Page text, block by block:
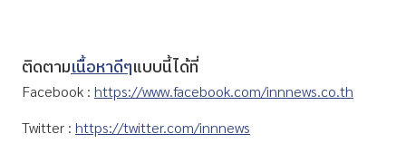
ติดตามเนื้อหาดีๆแบบนี้ได้ที่
Facebook : https://www.facebook.com/innnews.co.th
Twitter : https://twitter.com/innnews